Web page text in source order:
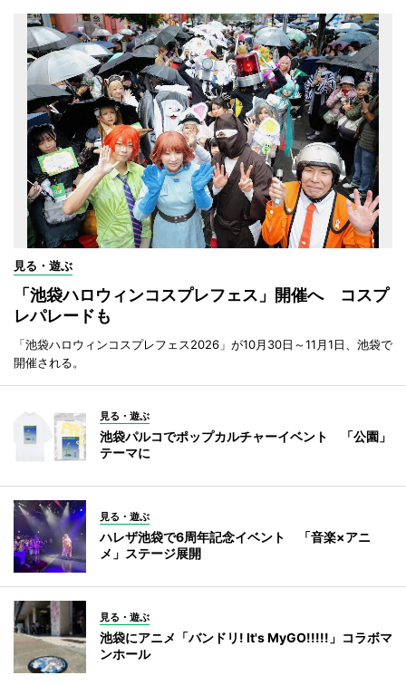
見る・遊ぶ
「池袋ハロウィンコスプレフェス」開催へ コスプ
レパレードも
「池袋ハロウィンコスプレフェス2026」が10月30日～11月1日、池袋で
開催される。
見る・遊ぶ
池袋パルコでポップカルチャーイベント 「公園」
テーマに
見る・遊ぶ
ハレザ池袋で6周年記念イベント 「音楽×アニ
メ」ステージ展開
見る・遊ぶ
池袋にアニメ「バンドリ! It's MyGO!!!!!」コラボマ
ンホール